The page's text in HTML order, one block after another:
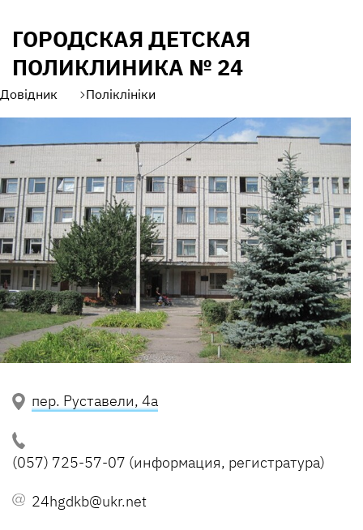
ГОРОДСКАЯ ДЕТСКАЯ
ПОЛИКЛИНИКА № 24
Довідник Поліклініки
пер. Руставели, 4а
(057) 725-57-07 (информация, регистратура)
24hgdkb@ukr.net